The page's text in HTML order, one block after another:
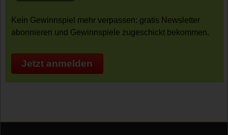
Kein Gewinnspiel mehr verpassen: gratis Newsletter
abonnieren und Gewinnspiele zugeschickt bekommen.
Jetzt anmelden